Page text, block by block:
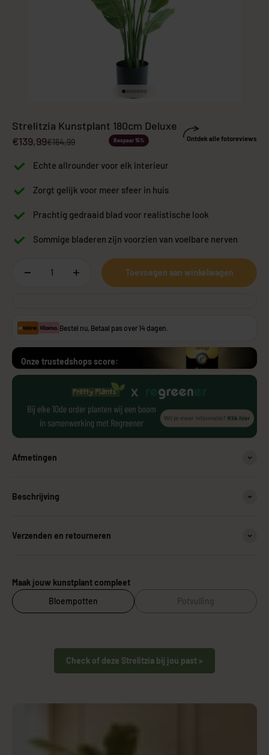
Naar artikel 1
Naar artikel 2
Naar artikel 3
Naar artikel 4
Naar artikel 5
Strelitzia Kunstplant 180cm Deluxe
Aanbiedingsprijs
€139,99Normale prijs
€164,99 Bespaar 15% Ontdek alle fotoreviews
Echte allrounder voor elk interieur
Zorgt gelijk voor meer sfeer in huis
Prachtig gedraaid blad voor realistische look
Sommige bladeren zijn voorzien van voelbare nerven
Toevoegen aan winkelwagen
Bestel nu, Betaal pas over 14 dagen.
Onze trustedshops score:
Afmetingen
Beschrijving
Verzenden en retourneren
Maak jouw kunstplant compleet
Bloempotten
Potvulling
Check of deze Strelitzia bij jou past >